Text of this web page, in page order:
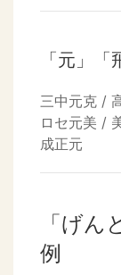
「元」
三中元克 /
ロセ元美 /
成正元
「げん
例